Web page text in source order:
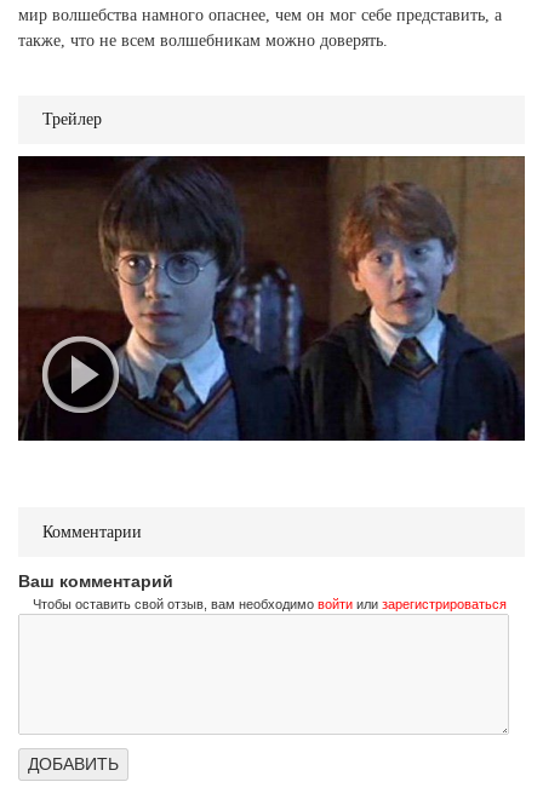
мир волшебства намного опаснее, чем он мог себе представить, а
также, что не всем волшебникам можно доверять.
Трейлер
Комментарии
Ваш комментарий
Чтобы оставить свой отзыв, вам необходимо войти или зарегистрироваться